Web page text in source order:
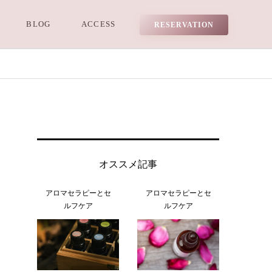
BLOG ACCESS RESERVATION
オススメ記事
アロマセラピーとセ
ルフケア
アロマセラピーとセ
ルフケア